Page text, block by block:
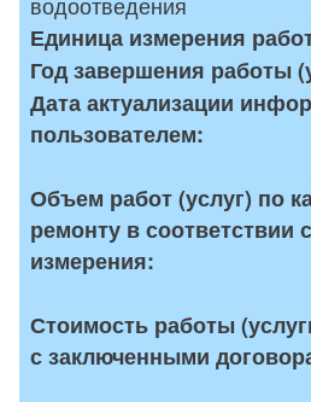
Единица измерения
Год завершения работы
Дата актуализации
пользователем:
Объем работ (услуг) по
ремонту в соответствии
измерения:
Стоимость работы
с заключенными